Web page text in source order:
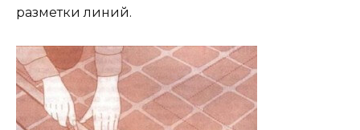
разметки линий.